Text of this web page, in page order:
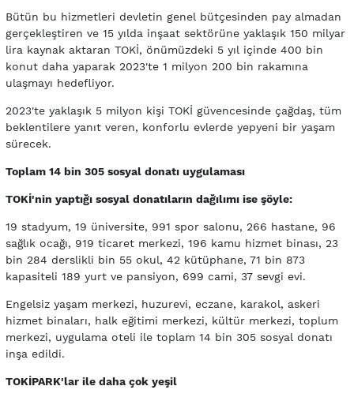
Bütün bu hizmetleri devletin genel bütçesinden pay almadan
gerçekleştiren ve 15 yılda inşaat sektörüne yaklaşık 150 milyar
lira kaynak aktaran TOKİ, önümüzdeki 5 yıl içinde 400 bin
konut daha yaparak 2023'te 1 milyon 200 bin rakamına
ulaşmayı hedefliyor.
2023'te yaklaşık 5 milyon kişi TOKİ güvencesinde çağdaş, tüm
beklentilere yanıt veren, konforlu evlerde yepyeni bir yaşam
sürecek.
Toplam 14 bin 305 sosyal donatı uygulaması
TOKİ'nin yaptığı sosyal donatıların dağılımı ise şöyle:
19 stadyum, 19 üniversite, 991 spor salonu, 266 hastane, 96
sağlık ocağı, 919 ticaret merkezi, 196 kamu hizmet binası, 23
bin 284 derslikli bin 55 okul, 42 kütüphane, 71 bin 873
kapasiteli 189 yurt ve pansiyon, 699 cami, 37 sevgi evi.
Engelsiz yaşam merkezi, huzurevi, eczane, karakol, askeri
hizmet binaları, halk eğitimi merkezi, kültür merkezi, toplum
merkezi, uygulama oteli ile toplam 14 bin 305 sosyal donatı
inşa edildi.
TOKİPARK'lar ile daha çok yeşil